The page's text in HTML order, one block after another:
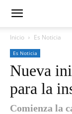
Inicio Es Noticia
Es Noticia
Nueva
para la
Comienza la